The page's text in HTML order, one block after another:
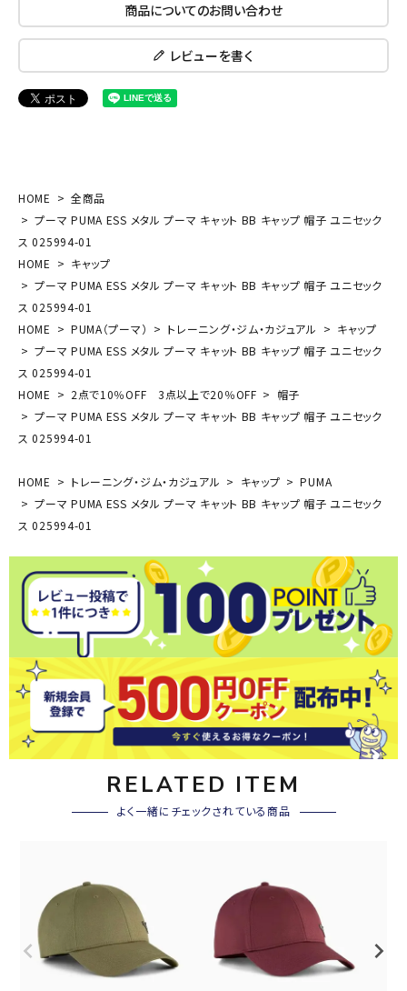
商品についてのお問い合わせ
レビューを書く
HOME
全商品
プーマ PUMA ESS メタル プーマ キャット BB キャップ 帽子 ユニセック
ス 025994-01
HOME
キャップ
プーマ PUMA ESS メタル プーマ キャット BB キャップ 帽子 ユニセック
ス 025994-01
HOME
PUMA（プーマ） トレーニング・ジム・カジュアル
キャップ
プーマ PUMA ESS メタル プーマ キャット BB キャップ 帽子 ユニセック
ス 025994-01
HOME
2点で10％OFF 3点以上で20％OFF
帽子
プーマ PUMA ESS メタル プーマ キャット BB キャップ 帽子 ユニセック
ス 025994-01
HOME トレーニング・ジム・カジュアル キャップ
PUMA
プーマ PUMA ESS メタル プーマ キャット BB キャップ 帽子 ユニセック
ス 025994-01
RELATED ITEM
よく一緒にチェックされている商品